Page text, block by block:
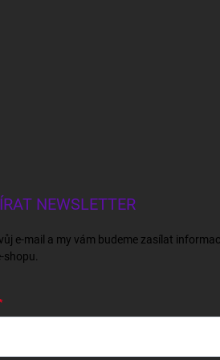
NEWSLETTER
e-mail a my vám budeme zasílat
shopu.